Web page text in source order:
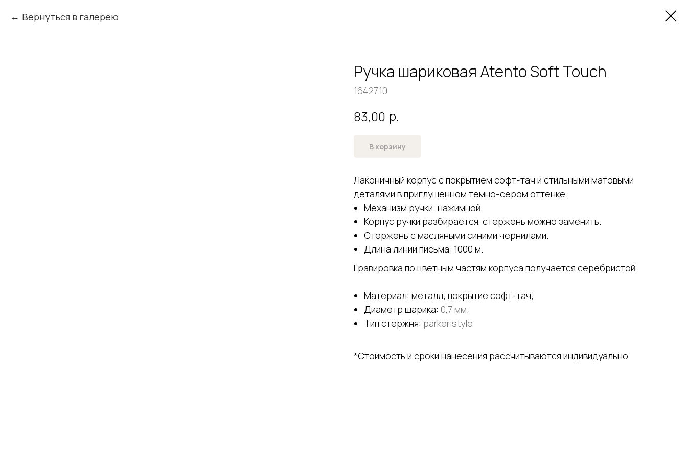
Вернуться в галерею
Ручка шариковая Atento Soft Touch
16427.10
83,00 р.
В корзину
Лаконичный корпус с покрытием софт-тач и стильными матовыми
деталями в приглушенном темно-сером оттенке.
Механизм ручки: нажимной.
Корпус ручки разбирается, стержень можно заменить.
Стержень с масляными синими чернилами.
Длина линии письма: 1000 м.
Гравировка по цветным частям корпуса получается серебристой.
Материал: металл; покрытие софт-тач;
Диаметр шарика: 0,7 мм;
Тип стержня: parker style
*Стоимость и сроки нанесения рассчитываются индивидуально.